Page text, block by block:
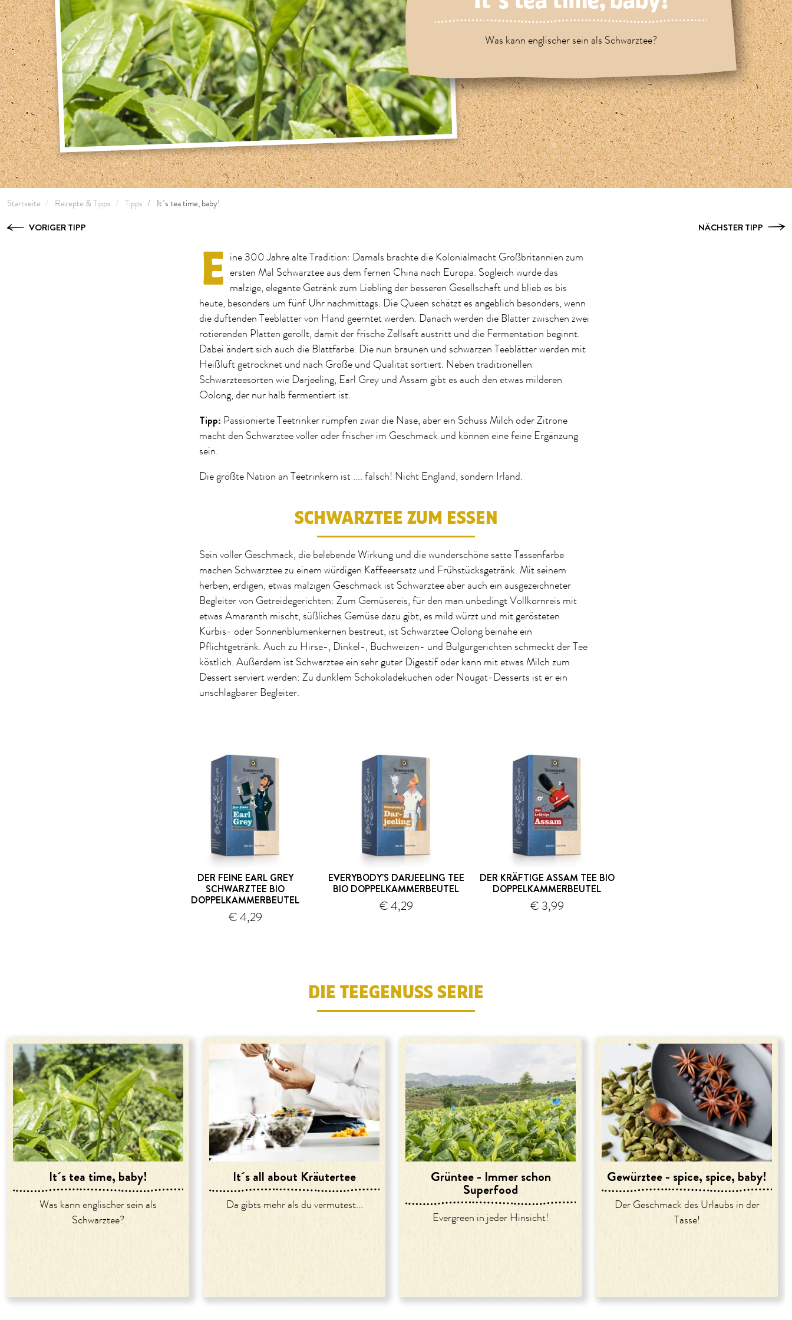
Was kann englischer sein als Schwarztee?
Startseite Rezepte & Tipps Tipps It´s tea time, baby!
VORIGER TIPP NÄCHSTER TIPP
E ine 300 Jahre alte Tradition: Damals brachte die Kolonialmacht Großbritannien zum
ersten Mal Schwarztee aus dem fernen China nach Europa. Sogleich wurde das
malzige, elegante Getränk zum Liebling der besseren Gesellschaft und blieb es bis
heute, besonders um fünf Uhr nachmittags. Die Queen schätzt es angeblich besonders, wenn
die duftenden Teeblätter von Hand geerntet werden. Danach werden die Blätter zwischen zwei
rotierenden Platten gerollt, damit der frische Zellsaft austritt und die Fermentation beginnt.
Dabei ändert sich auch die Blattfarbe. Die nun braunen und schwarzen Teeblätter werden mit
Heißluft getrocknet und nach Größe und Qualität sortiert. Neben traditionellen
Schwarzteesorten wie Darjeeling, Earl Grey und Assam gibt es auch den etwas milderen
Oolong, der nur halb fermentiert ist.
Tipp: Passionierte Teetrinker rümpfen zwar die Nase, aber ein Schuss Milch oder Zitrone
macht den Schwarztee voller oder frischer im Geschmack und können eine feine Ergänzung
sein.
Die größte Nation an Teetrinkern ist .... falsch! Nicht England, sondern Irland.
SCHWARZTEE ZUM ESSEN
Sein voller Geschmack, die belebende Wirkung und die wunderschöne satte Tassenfarbe
machen Schwarztee zu einem würdigen Kaffeeersatz und Frühstücksgetränk. Mit seinem
herben, erdigen, etwas malzigen Geschmack ist Schwarztee aber auch ein ausgezeichneter
Begleiter von Getreidegerichten: Zum Gemüsereis, für den man unbedingt Vollkornreis mit
etwas Amaranth mischt, süßliches Gemüse dazu gibt, es mild würzt und mit gerösteten
Kürbis- oder Sonnenblumenkernen bestreut, ist Schwarztee Oolong beinahe ein
Pflichtgetränk. Auch zu Hirse-, Dinkel-, Buchweizen- und Bulgurgerichten schmeckt der Tee
köstlich. Außerdem ist Schwarztee ein sehr guter Digestif oder kann mit etwas Milch zum
Dessert serviert werden: Zu dunklem Schokoladekuchen oder Nougat-Desserts ist er ein
unschlagbarer Begleiter.
DER FEINE EARL GREY
SCHWARZTEE BIO
DOPPELKAMMERBEUTEL
€ 4,29
EVERYBODY'S DARJEELING TEE
BIO DOPPELKAMMERBEUTEL
€ 4,29Versand
DER KRÄFTIGE ASSAM TEE BIO
DOPPELKAMMERBEUTEL
€ 3,99Versand
DIE TEEGENUSS SERIE
It´s tea time, baby!
Was kann englischer sein als
Schwarztee?
It´s all about Kräutertee
Da gibts mehr als du vermutest...
Grüntee - Immer schon
Superfood
Evergreen in jeder Hinsicht!
Gewürztee - spice, spice, baby!
Der Geschmack des Urlaubs in der
Tasse!